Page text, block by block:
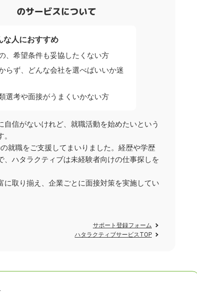
のサービスについて
な人におすすめ
、希望条件も妥協したくない方
らず、どんな会社を選べばいいか迷
選考や面接がうまくいかない方
信がないけれど、就職活動を始めたいという
就職をご支援してまいりました。経歴や学歴
、ハタラクティブは未経験者向けの仕事探しを
取り揃え、企業ごとに面接対策を実施してい
サポート登録フォーム
ハタラクティブサービスTOP